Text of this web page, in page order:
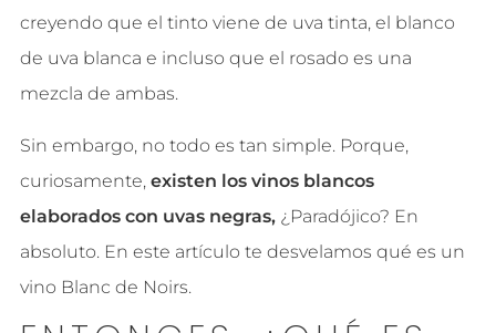
creyendo que el tinto viene de uva tinta, el blanco
de uva blanca e incluso que el rosado es una
mezcla de ambas.
Sin embargo, no todo es tan simple. Porque,
curiosamente, existen los vinos blancos
elaborados con uvas negras,¿Paradójico? En
absoluto. En este artículo te desvelamos qué es un
vino Blanc de Noirs.